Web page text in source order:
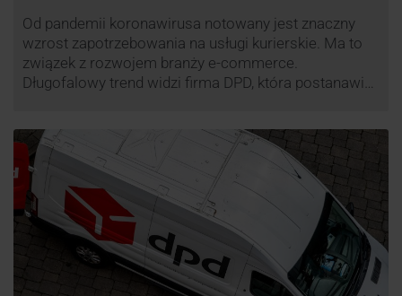
Od pandemii koronawirusa notowany jest znaczny
wzrost zapotrzebowania na usługi kurierskie. Ma to
związek z rozwojem branży e-commerce.
Długofalowy trend widzi firma DPD, która postanawia
usługi DPD Pickup. Firma już teraz chwali się danymi.